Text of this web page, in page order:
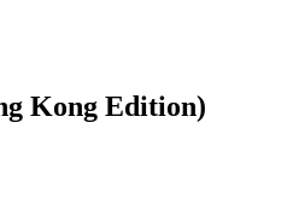
Kong Edition)